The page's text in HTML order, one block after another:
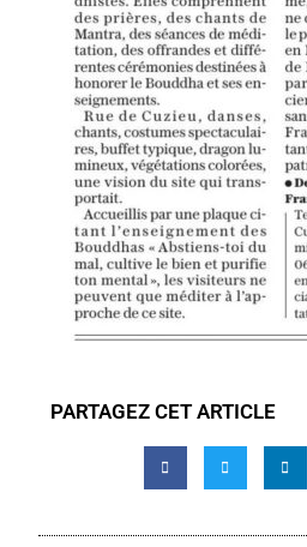
PARTAGEZ CET ARTICLE